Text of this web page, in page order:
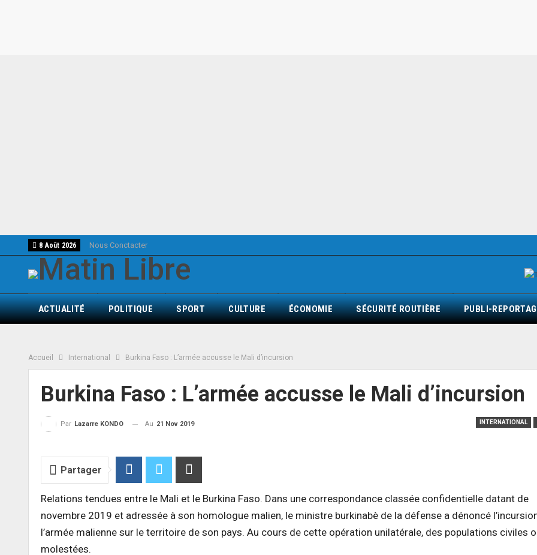
8 Août 2026 Nous Conctacter
ACTUALITÉ POLITIQUE SPORT CULTURE ÉCONOMIE SÉCURITÉ ROUTIÈRE PUBLI-
Accueil International Burkina Faso : L’armée accusse le Mali d’incursion
Burkina Faso : L’armée accusse le Mali d’incursion
INTERNATIONAL
Par Lazarre KONDO Au 21 Nov 2019
Partager
Relations tendues entre le Mali et le Burkina Faso. Dans une correspondance classée confidentielle datant de
novembre 2019 et adressée à son homologue malien, le ministre burkinabè de la défense a dénoncé
l’armée malienne sur le territoire de son pays. Au cours de cette opération unilatérale, des populations civiles
molestées.